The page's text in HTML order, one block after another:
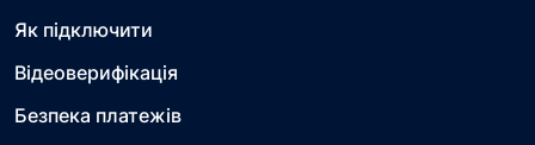
Як підключити
Відеоверифікація
Безпека платежів